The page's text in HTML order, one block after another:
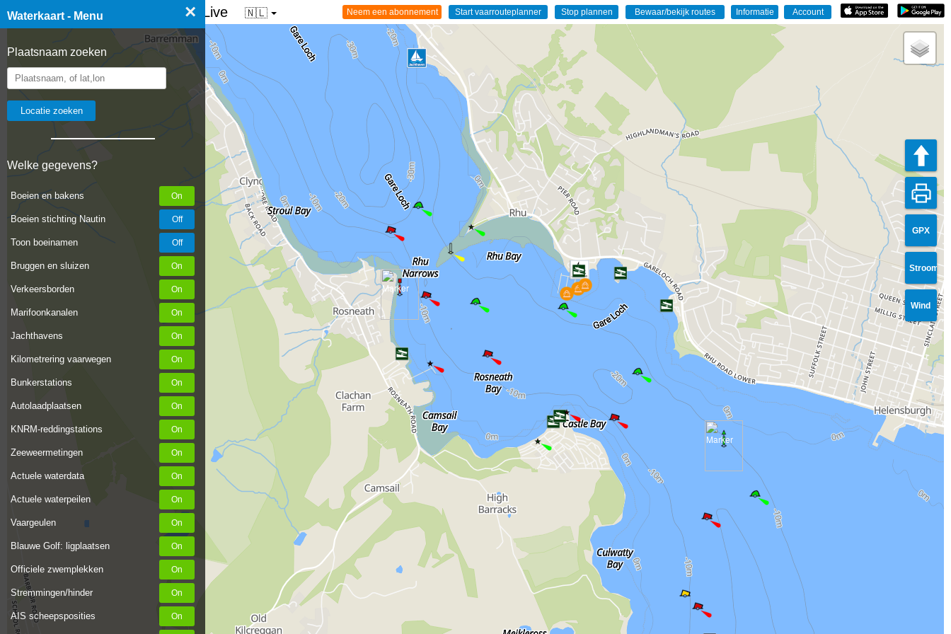
Waterkaart - Menu ×
Plaatsnaam zoeken
Welke gegevens?
Boeien en bakens
Boeien stichting Nautin
Toon boeinamen
Bruggen en sluizen
Verkeersborden
Marifoonkanalen
Jachthavens
Kilometrering vaarwegen
Bunkerstations
Autolaadplaatsen
KNRM-reddingstations
Zeeweermetingen
Actuele waterdata
Actuele waterpeilen
Vaargeulen
Blauwe Golf: ligplaatsen
Officiele zwemplekken
Stremmingen/hinder
AIS scheepsposities
☰ Waterkaart van Nederland - Live 🇳🇱
GPX
Stroom
Wind